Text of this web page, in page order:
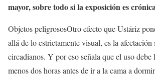
mayor, sobre todo si la exposición es
Objetos peligrososOtro efecto que Ustáriz
allá de lo estrictamente visual, es la
circadianos. Y por eso señala que el uso
menos dos horas antes de ir a la cama a